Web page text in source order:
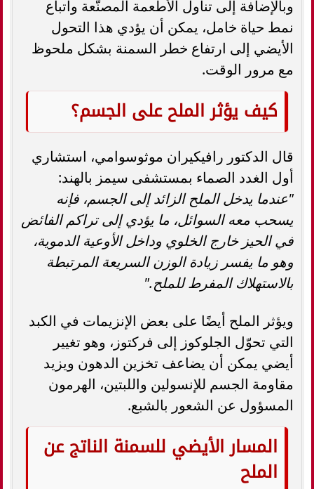
وبالإضافة إلى تناول الأطعمة المصنّعة واتباع
نمط حياة خامل، يمكن أن يؤدي هذا التحول
الأيضي إلى ارتفاع خطر السمنة بشكل ملحوظ
مع مرور الوقت.
كيف يؤثر الملح على الجسم؟
قال الدكتور رافيكيران موثوسوامي، استشاري
أول الغدد الصماء بمستشفى سيمز بالهند:
"عندما يدخل الملح الزائد إلى الجسم، فإنه
يسحب معه السوائل، ما يؤدي إلى تراكم الفائض
في الحيز خارج الخلوي وداخل الأوعية الدموية،
وهو ما يفسر زيادة الوزن السريعة المرتبطة
بالاستهلاك المفرط للملح."
ويؤثر الملح أيضًا على بعض الإنزيمات في الكبد
التي تحوّل الجلوكوز إلى فركتوز، وهو تغيير
أيضي يمكن أن يضاعف تخزين الدهون ويزيد
مقاومة الجسم للإنسولين واللبتين، الهرمون
المسؤول عن الشعور بالشبع.
المسار الأيضي للسمنة الناتج عن
الملح